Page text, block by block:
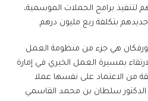
لتنفيذ برامج الحملات الموسمية،
بتكلفة ربع مليون درهم.
خورفكان هي جزء من منظومة العمل
بمسيرة العمل الخيري في إمارة
من الاعتماد على نفسها عملا
سلطان بن محمد القاسمي